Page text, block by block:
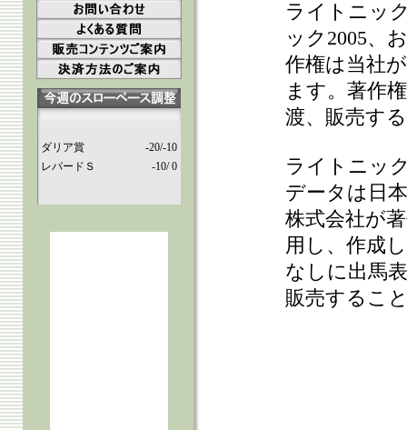
ダリア賞
-20/-10
レパードＳ
-10/ 0
ライトニッ
ック2005、
作権は当社
ます。著作
渡、販売す
ライトニッ
データは日
株式会社が
用し、作成
なしに出馬
販売するこ